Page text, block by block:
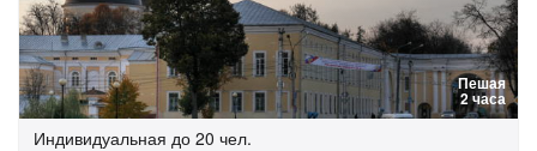
Пешая
2 часа
Индивидуальная до 20 чел.